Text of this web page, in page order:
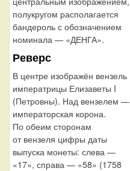
полукругом располагается
бандероль с обозначением
номинала — «ДЕНГА».
Реверс
В центре изображён вензель
императрицы Елизаветы I
(Петровны). Над вензелем —
императорская корона.
По обеим сторонам
от вензеля цифры даты
выпуска монеты: слева —
«17», справа — «58» (1758